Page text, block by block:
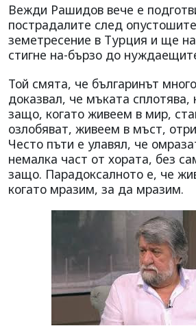
Вежди Рашидов вече е
пострадалите след
земетресение в Турция и ще
стигне на-бързо до
Той смята, че българинът
доказвал, че мъката сплотява,
защо, когато живеем в мир,
озлобяват, живеем в мъст,
Често пъти е улавял, че
немалка част от хората, без
защо. Парадоксалното е, че
когато мразим, за да мразим.